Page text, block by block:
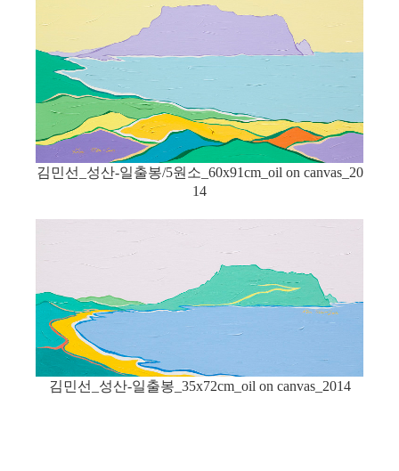
김민선_성산-일출봉/5원소_60x91cm_oil on canvas_20
14
김민선_성산-일출봉_35x72cm_oil on canvas_2014